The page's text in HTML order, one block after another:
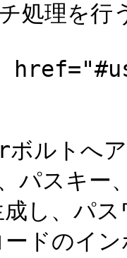
処理を行
ルトへ
パスキー
し、パス
ドのイ